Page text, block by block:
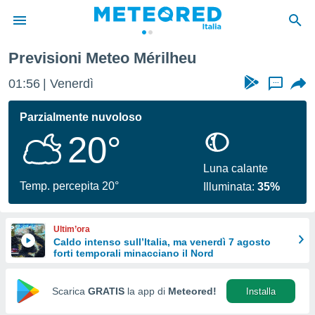
di
per
le
di
Web
Previsioni Meteo Mérilheu
01:56 Venerdì ...
Parzialmente nuvoloso
20°
Temp. percepita 20°
Luna calante
Illuminata:35%
Ultim’ora
Caldo intenso sull’Italia, ma venerdì 7 agosto
forti temporali minacciano il Nord
Scarica GRATIS la app di Meteored! Installa